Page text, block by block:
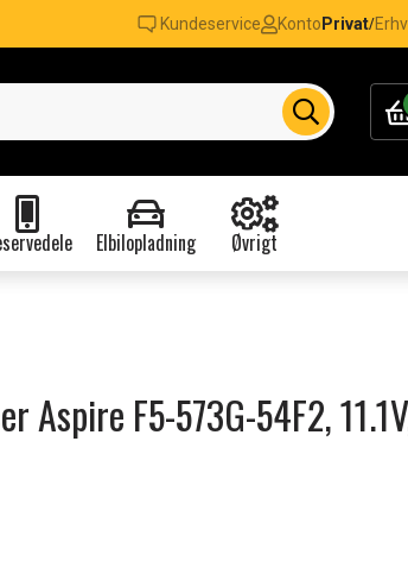
Kundeservice Konto Privat/
Elbilopladning Øvrigt
Aspire F5-573G-54F2,